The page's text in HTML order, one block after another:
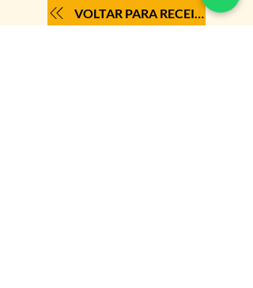
VOLTAR PARA RECEITAS